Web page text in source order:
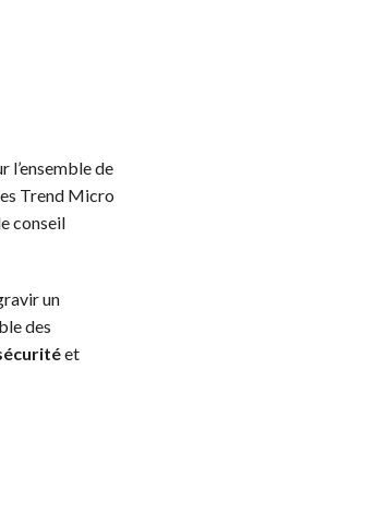
l’ensemble de
Trend Micro
conseil
un
des
et